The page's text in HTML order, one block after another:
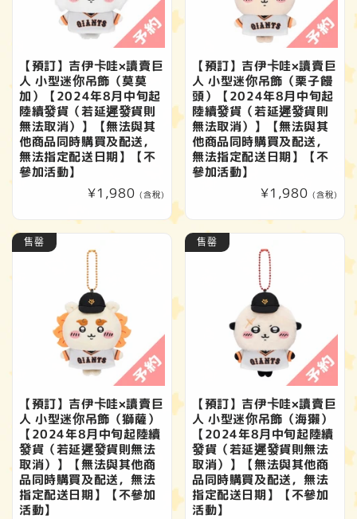
【預訂】吉伊卡哇×讀賣巨
人 小型迷你吊飾（莫莫
加）【2024年8月中旬起
陸續發貨（若延遲發貨則
無法取消）】【無法與其
他商品同時購買及配送，
無法指定配送日期】【不
參加活動】
定
¥1,980 (含稅)
【預訂】吉伊卡哇×讀賣巨
人 小型迷你吊飾（栗子饅
頭）【2024年8月中旬起
陸續發貨（若延遲發貨則
無法取消）】【無法與其
他商品同時購買及配送，
無法指定配送日期】【不
參加活動】
定
¥1,980 (含稅)
售罄
【預訂】吉伊卡哇×讀賣巨
人 小型迷你吊飾（獅薩）
【2024年8月中旬起陸續
發貨（若延遲發貨則無法
取消）】【無法與其他商
品同時購買及配送，無法
指定配送日期】【不參加
活動】
售罄
【預訂】吉伊卡哇×讀賣巨
人 小型迷你吊飾（海獺）
【2024年8月中旬起陸續
發貨（若延遲發貨則無法
取消）】【無法與其他商
品同時購買及配送，無法
指定配送日期】【不參加
活動】